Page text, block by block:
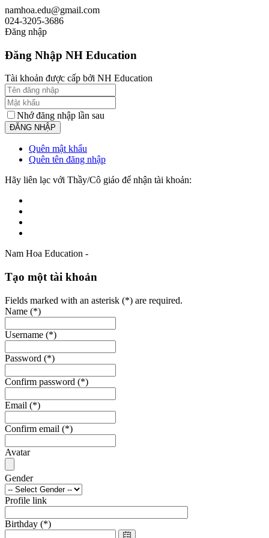
namhoa.edu@gmail.com
024-3205-3686
Đăng nhập
Đăng Nhập NH Education
Tài khoản được cấp bởi NH Education
Nhớ đăng nhập lần sau
Quên mật khẩu
Quên tên đăng nhập
Hãy liên lạc với Thầy/Cô giáo để nhận tài khoản:
Nam Hoa Education -
Tạo một tài khoản
Fields marked with an asterisk (*) are required.
Name (*)
Username (*)
Password (*)
Confirm password (*)
Email (*)
Confirm email (*)
Avatar
Gender
Profile link
Birthday (*)